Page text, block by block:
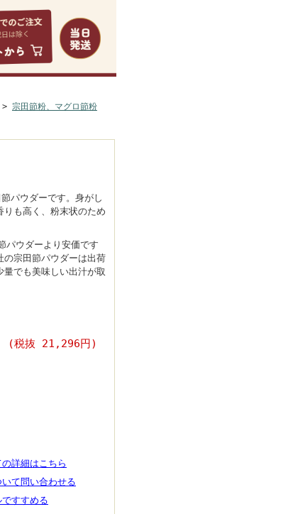
サイトマップ
> 宗田節粉、マグロ節粉
パウダーです。身がし
りも高く、粉末状のため
パウダーより安価です
の宗田節パウダーは出荷
でも美味しい出汁が取
(税抜 21,296円)
詳細はこちら
て問い合わせる
すすめる